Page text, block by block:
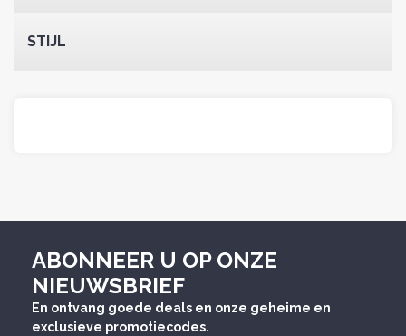
STIJL
ABONNEER U OP ONZE
NIEUWSBRIEF
En ontvang goede deals en onze geheime en
exclusieve promotiecodes.